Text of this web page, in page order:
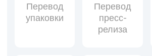
Перевод
упаковки
Перевод
пресс-
релиза